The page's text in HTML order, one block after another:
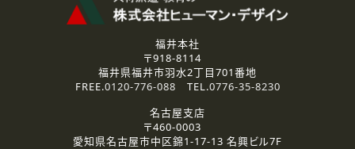
なお、ご連絡手段は、電話・Ｅメールのいずれかの方法とい
2.個人情報の第三者提供
ご提供いただいた個人情報は、法令等の規定に従う場合を除き、
3.個人情報の取り扱いの委託
弊社の定める個人情報保護の評価基準を満たした委託先に、個
福井本社
〒918-8114
福井県福井市羽水2丁目701番地
FREE.0120-776-088 TEL.0776-35-8230
名古屋支店
〒460-0003
愛知県名古屋市中区錦1-17-13 名興ビル7F